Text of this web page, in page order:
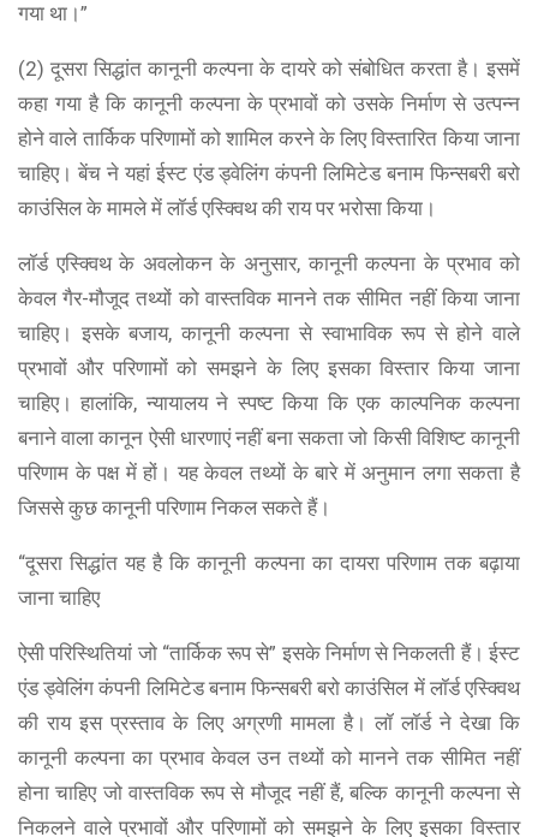
गया था।”
(2) दूसरा सिद्धांत कानूनी कल्पना के दायरे को संबोधित करता है। इसमें
कहा गया है कि कानूनी कल्पना के प्रभावों को उसके निर्माण से उत्पन्न
होने वाले तार्किक परिणामों को शामिल करने के लिए विस्तारित किया जाना
चाहिए। बेंच ने यहां ईस्ट एंड ड्वेलिंग कंपनी लिमिटेड बनाम फिन्सबरी बरो
काउंसिल के मामले में लॉर्ड एस्क्विथ की राय पर भरोसा किया।
लॉर्ड एस्क्विथ के अवलोकन के अनुसार, कानूनी कल्पना के प्रभाव को
केवल गैर-मौजूद तथ्यों को वास्तविक मानने तक सीमित नहीं किया जाना
चाहिए। इसके बजाय, कानूनी कल्पना से स्वाभाविक रूप से होने वाले
प्रभावों और परिणामों को समझने के लिए इसका विस्तार किया जाना
चाहिए। हालांकि, न्यायालय ने स्पष्ट किया कि एक काल्पनिक कल्पना
बनाने वाला कानून ऐसी धारणाएं नहीं बना सकता जो किसी विशिष्ट कानूनी
परिणाम के पक्ष में हों। यह केवल तथ्यों के बारे में अनुमान लगा सकता है
जिससे कुछ कानूनी परिणाम निकल सकते हैं।
“दूसरा सिद्धांत यह है कि कानूनी कल्पना का दायरा परिणाम तक बढ़ाया
जाना चाहिए
ऐसी परिस्थितियां जो “तार्किक रूप से” इसके निर्माण से निकलती हैं। ईस्ट
एंड ड्वेलिंग कंपनी लिमिटेड बनाम फिन्सबरी बरो काउंसिल में लॉर्ड एस्क्विथ
की राय इस प्रस्ताव के लिए अग्रणी मामला है। लॉ लॉर्ड ने देखा कि
कानूनी कल्पना का प्रभाव केवल उन तथ्यों को मानने तक सीमित नहीं
होना चाहिए जो वास्तविक रूप से मौजूद नहीं हैं, बल्कि कानूनी कल्पना से
निकलने वाले प्रभावों और परिणामों को समझने के लिए इसका विस्तार